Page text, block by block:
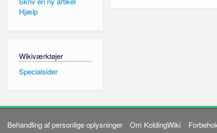
Hjælp
Wikiværktøjer
Specialsider
Behandling af personlige oplysninger Om KoldingWiki